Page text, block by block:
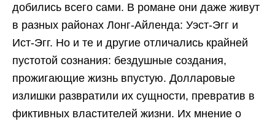
добились всего сами. В романе они даже живут
в разных районах Лонг-Айленда: Уэст-Эгг и
Ист-Эгг. Но и те и другие отличались крайней
пустотой сознания: бездушные создания,
прожигающие жизнь впустую. Долларовые
излишки развратили их сущности, превратив в
фиктивных властителей жизни. Их мнение о